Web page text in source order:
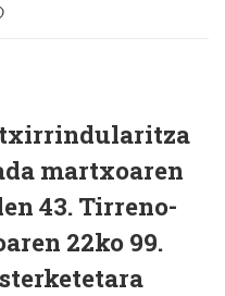
txirrindularitza
martxoaren
43. Tirreno-
22ko 99.